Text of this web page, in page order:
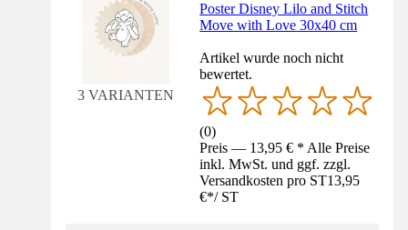
3 VARIANTEN
Poster Disney Lilo and Stitch
Move with Love 30x40 cm
Artikel wurde noch nicht
bewertet.
(0)
Preis — 13,95 € * Alle Preise
inkl. MwSt. und ggf. zzgl.
Versandkosten pro ST13,95
€*/ ST